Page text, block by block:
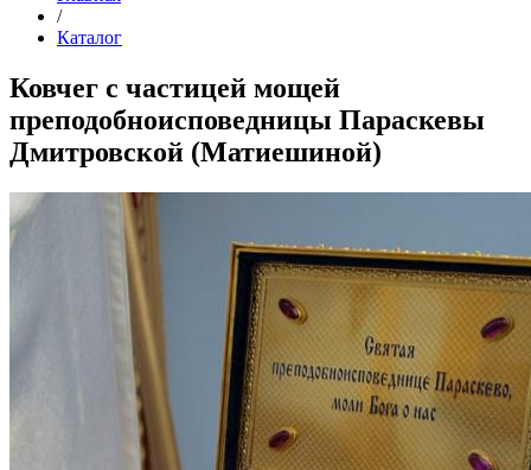
/
Каталог
Ковчег с частицей мощей
преподобноисповедницы Параскевы
Дмитровской (Матиешиной)